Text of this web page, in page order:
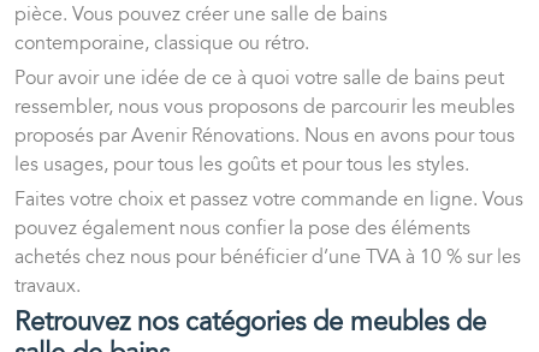
pièce. Vous pouvez créer une salle de bains
contemporaine, classique ou rétro.
Pour avoir une idée de ce à quoi votre salle de bains peut
ressembler, nous vous proposons de parcourir les meubles
proposés par Avenir Rénovations. Nous en avons pour tous
les usages, pour tous les goûts et pour tous les styles.
Faites votre choix et passez votre commande en ligne. Vous
pouvez également nous confier la pose des éléments
achetés chez nous pour bénéficier d’une TVA à 10 % sur les
travaux.
Retrouvez nos catégories de meubles de